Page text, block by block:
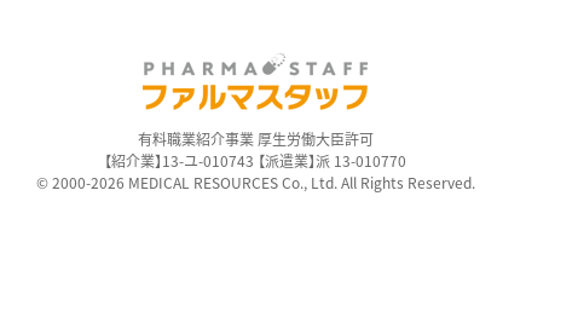
有料職業紹介事業 厚生労働大臣許可
【紹介業】13-ユ-010743 【派遣業】派 13-010770
© 2000-2026 MEDICAL RESOURCES Co., Ltd. All Rights Reserved.